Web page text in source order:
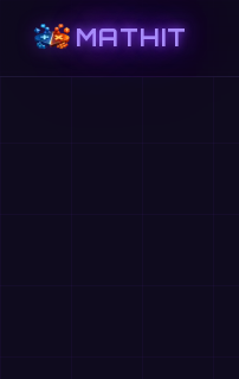
MATHIT